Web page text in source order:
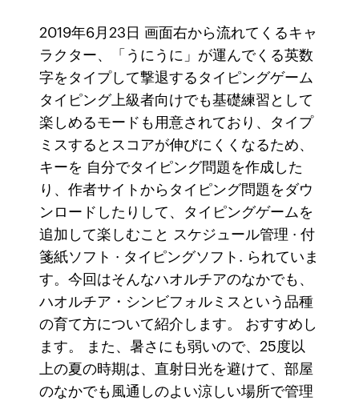
2019年6月23日 画面右から流れてくるキャ
ラクター、「うにうに」が運んでくる英数
字をタイプして撃退するタイピングゲーム
タイピング上級者向けでも基礎練習として
楽しめるモードも用意されており、タイプ
ミスするとスコアが伸びにくくなるため、
キーを 自分でタイピング問題を作成した
り、作者サイトからタイピング問題をダウ
ンロードしたりして、タイピングゲームを
追加して楽しむこと スケジュール管理 · 付
箋紙ソフト · タイピングソフト. られていま
す。今回はそんなハオルチアのなかでも、
ハオルチア・シンビフォルミスという品種
の育て方について紹介します。 おすすめし
ます。 また、暑さにも弱いので、25度以
上の夏の時期は、直射日光を避けて、部屋
のなかでも風通しのよい涼しい場所で管理